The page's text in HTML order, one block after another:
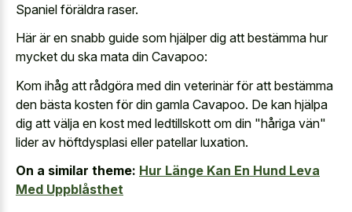
Spaniel föräldra raser.
Här är en snabb guide som hjälper dig att bestämma hur
mycket du ska mata din Cavapoo:
Kom ihåg att rådgöra med din veterinär för att bestämma
den bästa kosten för din gamla Cavapoo. De kan hjälpa
dig att välja en kost med ledtillskott om din "håriga vän"
lider av höftdysplasi eller patellar luxation.
On a similar theme: Hur Länge Kan En Hund Leva
Med Uppblåsthet